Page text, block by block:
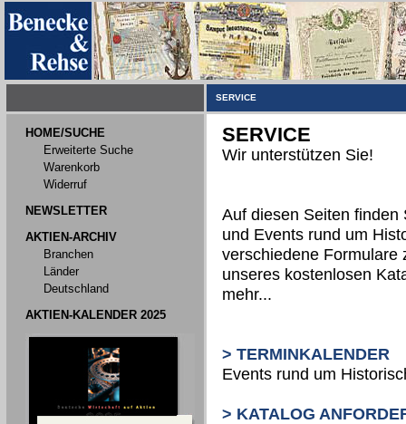
SERVICE
HOME/SUCHE
Erweiterte Suche
Warenkorb
Widerruf
NEWSLETTER
AKTIEN-ARCHIV
Branchen
Länder
Deutschland
AKTIEN-KALENDER 2025
SERVICE
Wir unterstützen Sie!
Auf diesen Seiten finden
und Events rund um
verschiedene Formulare
unseres kostenlosen
mehr...
> TERMINKALENDER
Events rund um
> KATALOG